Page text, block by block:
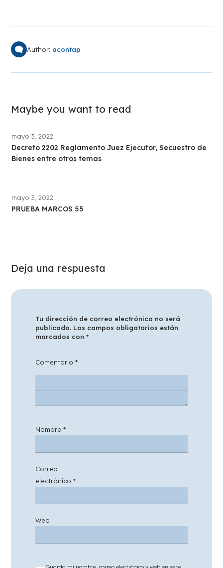
Author: acontap
Maybe you want to read
mayo 3, 2022
Decreto 2202 Reglamento Juez Ejecutor, Secuestro de
Bienes entre otros temas
mayo 3, 2022
PRUEBA MARCOS 55
Deja una respuesta
Tu dirección de correo electrónico no será
publicada. Los campos obligatorios están
marcados con *
Comentario *
Nombre *
Correo
electrónico *
Web